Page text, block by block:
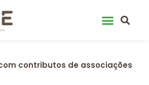
contributos de associações